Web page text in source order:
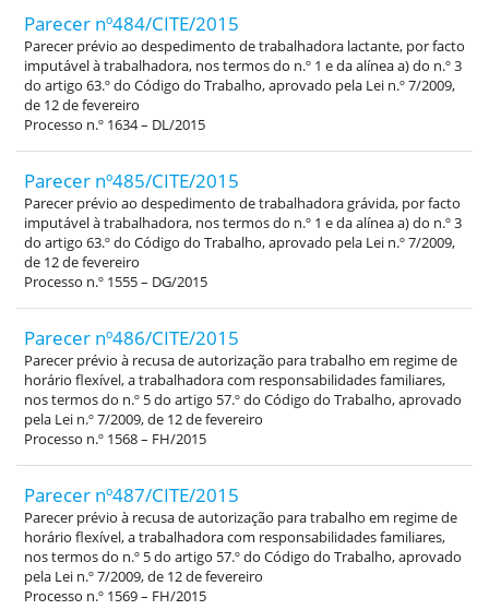
Parecer nº484/CITE/2015
Parecer prévio ao despedimento de trabalhadora lactante, por facto
imputável à trabalhadora, nos termos do n.º 1 e da alínea a) do n.º 3
do artigo 63.º do Código do Trabalho, aprovado pela Lei n.º 7/2009,
de 12 de fevereiro
Processo n.º 1634 – DL/2015
Parecer nº485/CITE/2015
Parecer prévio ao despedimento de trabalhadora grávida, por facto
imputável à trabalhadora, nos termos do n.º 1 e da alínea a) do n.º 3
do artigo 63.º do Código do Trabalho, aprovado pela Lei n.º 7/2009,
de 12 de fevereiro
Processo n.º 1555 – DG/2015
Parecer nº486/CITE/2015
Parecer prévio à recusa de autorização para trabalho em regime de
horário flexível, a trabalhadora com responsabilidades familiares,
nos termos do n.º 5 do artigo 57.º do Código do Trabalho, aprovado
pela Lei n.º 7/2009, de 12 de fevereiro
Processo n.º 1568 – FH/2015
Parecer nº487/CITE/2015
Parecer prévio à recusa de autorização para trabalho em regime de
horário flexível, a trabalhadora com responsabilidades familiares,
nos termos do n.º 5 do artigo 57.º do Código do Trabalho, aprovado
pela Lei n.º 7/2009, de 12 de fevereiro
Processo n.º 1569 – FH/2015